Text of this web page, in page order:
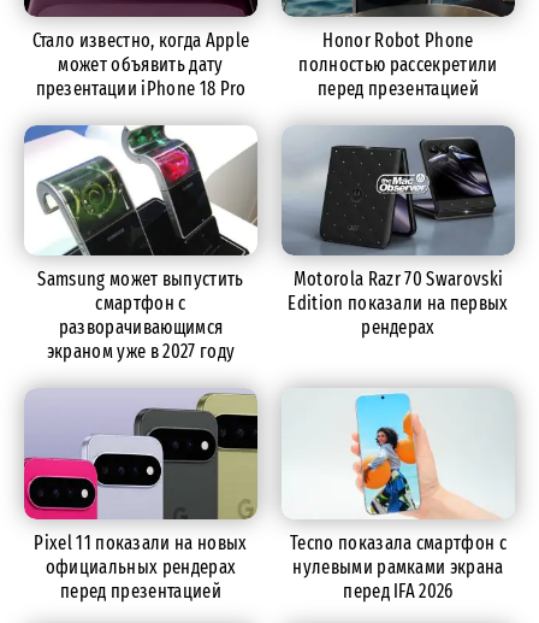
Стало известно, когда Apple
может объявить дату
презентации iPhone 18 Pro
Honor Robot Phone
полностью рассекретили
перед презентацией
Samsung может выпустить
смартфон с
разворачивающимся
экраном уже в 2027 году
Motorola Razr 70 Swarovski
Edition показали на первых
рендерах
Pixel 11 показали на новых
официальных рендерах
перед презентацией
Tecno показала смартфон с
нулевыми рамками экрана
перед IFA 2026